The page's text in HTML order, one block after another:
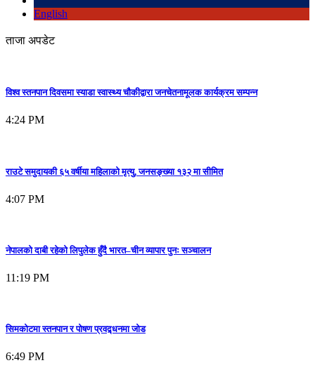
English
ताजा अपडेट
विश्व स्तनपान दिवसमा स्याडा स्वास्थ्य चौकीद्वारा जनचेतनामूलक कार्यक्रम सम्पन्न
4:24 PM
राउटे समुदायकी ६५ वर्षीया महिलाको मृत्यु, जनसङ्ख्या १३२ मा सीमित
4:07 PM
नेपालको दाबी रहेको लिपुलेक हुँदै भारत–चीन व्यापार पुनः सञ्चालन
11:19 PM
सिमकोटमा स्तनपान र पोषण प्रवद्र्धनमा जोड
6:49 PM